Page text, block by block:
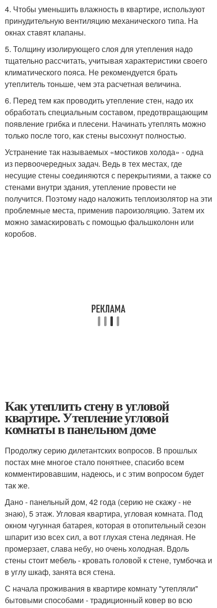
4. Чтобы уменьшить влажность в квартире, используют
принудительную вентиляцию механического типа. На
окнах ставят клапаны.
5. Толщину изолирующего слоя для утепления надо
тщательно рассчитать, учитывая характеристики своего
климатического пояса. Не рекомендуется брать
утеплитель тоньше, чем эта расчетная величина.
6. Перед тем как проводить утепление стен, надо их
обработать специальным составом, предотвращающим
появление грибка и плесени. Начинать утеплять можно
только после того, как стены высохнут полностью.
Устранение так называемых «мостиков холода» - одна
из первоочередных задач. Ведь в тех местах, где
несущие стены соединяются с перекрытиями, а также со
стенами внутри здания, утепление провести не
получится. Поэтому надо наложить теплоизолятор на эти
проблемные места, применив пароизоляцию. Затем их
можно замаскировать с помощью фальшколонн или
коробов.
Как утеплить стену в угловой
квартире. Утепление угловой
комнаты в панельном доме
Продолжу серию дилетантских вопросов. В прошлых
постах мне многое стало понятнее, спасибо всем
комментировавшим, надеюсь, и с этим вопросом будет
так же.
Дано - панельный дом, 42 года (серию не скажу - не
знаю), 5 этаж. Угловая квартира, угловая комната. Под
окном чугунная батарея, которая в отопительный сезон
шпарит изо всех сил, а вот глухая стена ледяная. Не
промерзает, слава небу, но очень холодная. Вдоль
стены стоит мебель - кровать головой к стене, тумбочка и
в углу шкаф, занята вся стена.
С начала проживания в квартире комнату "утепляли"
бытовыми способами - традиционный ковер во всю